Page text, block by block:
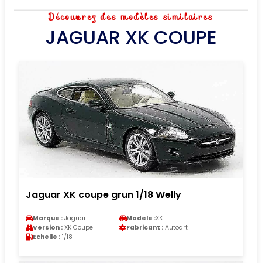
Découvrez des modèles similaires
JAGUAR XK COUPE
Jaguar XK coupe grun 1/18 Welly
Marque : Jaguar Modele :XK
Version : XK Coupe Fabricant : Autoart
Echelle : 1/18